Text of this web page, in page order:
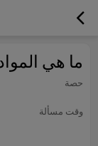
ما هي
حصة
وقت مسألة